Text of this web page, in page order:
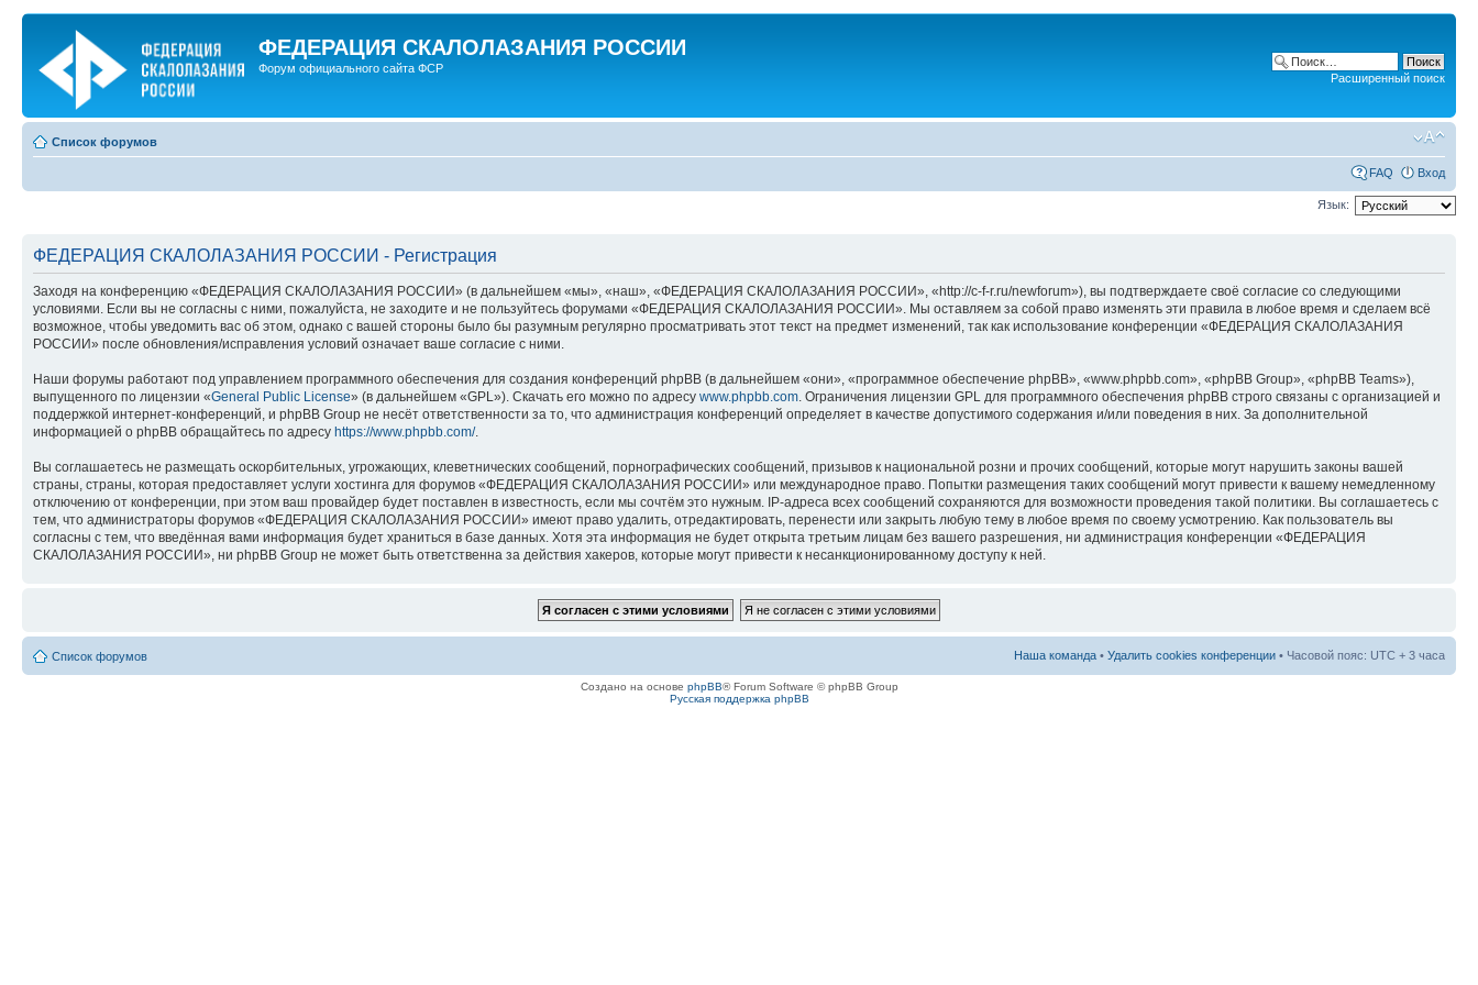
ФЕДЕРАЦИЯ СКАЛОЛАЗАНИЯ РОССИИ
Форум официального сайта ФСР
Расширенный поиск
Список форумов
FAQ Вход
Язык:
ФЕДЕРАЦИЯ СКАЛОЛАЗАНИЯ РОССИИ - Регистрация
Заходя на конференцию «ФЕДЕРАЦИЯ СКАЛОЛАЗАНИЯ РОССИИ» (в дальнейшем «мы», «наш», «ФЕДЕРАЦИЯ СКАЛОЛАЗАНИЯ РОССИИ», «http://c-f-r.ru/newforum»), вы подтверждаете своё согласие со следующими
условиями. Если вы не согласны с ними, пожалуйста, не заходите и не пользуйтесь форумами «ФЕДЕРАЦИЯ СКАЛОЛАЗАНИЯ РОССИИ». Мы оставляем за собой право изменять эти правила в любое время и сделаем всё
возможное, чтобы уведомить вас об этом, однако с вашей стороны было бы разумным регулярно просматривать этот текст на предмет изменений, так как использование конференции «ФЕДЕРАЦИЯ СКАЛОЛАЗАНИЯ
РОССИИ» после обновления/исправления условий означает ваше согласие с ними.
Наши форумы работают под управлением программного обеспечения для создания конференций phpBB (в дальнейшем «они», «программное обеспечение phpBB», «www.phpbb.com», «phpBB Group», «phpBB Teams»),
выпущенного по лицензии «General Public License» (в дальнейшем «GPL»). Скачать его можно по адресу www.phpbb.com . Ограничения лицензии GPL для программного обеспечения phpBB строго связаны с организацией и
поддержкой интернет-конференций, и phpBB Group не несёт ответственности за то, что администрация конференций определяет в качестве допустимого содержания и/или поведения в них. За дополнительной
информацией о phpBB обращайтесь по адресу https://www.phpbb.com/.
Вы соглашаетесь не размещать оскорбительных, угрожающих, клеветнических сообщений, порнографических сообщений, призывов к национальной розни и прочих сообщений, которые могут нарушить законы вашей
страны, страны, которая предоставляет услуги хостинга для форумов «ФЕДЕРАЦИЯ СКАЛОЛАЗАНИЯ РОССИИ» или международное право. Попытки размещения таких сообщений могут привести к вашему немедленному
отключению от конференции, при этом ваш провайдер будет поставлен в известность, если мы сочтём это нужным. IP-адреса всех сообщений сохраняются для возможности проведения такой политики. Вы соглашаетесь с
тем, что администраторы форумов «ФЕДЕРАЦИЯ СКАЛОЛАЗАНИЯ РОССИИ» имеют право удалить, отредактировать, перенести или закрыть любую тему в любое время по своему усмотрению. Как пользователь вы
согласны с тем, что введённая вами информация будет храниться в базе данных. Хотя эта информация не будет открыта третьим лицам без вашего разрешения, ни администрация конференции «ФЕДЕРАЦИЯ
СКАЛОЛАЗАНИЯ РОССИИ», ни phpBB Group не может быть ответственна за действия хакеров, которые могут привести к несанкционированному доступу к ней.
Список форумов Наша команда • Удалить cookies конференции • Часовой пояс: UTC + 3 часа
Создано на основе phpBB® Forum Software © phpBB Group
Русская поддержка phpBB